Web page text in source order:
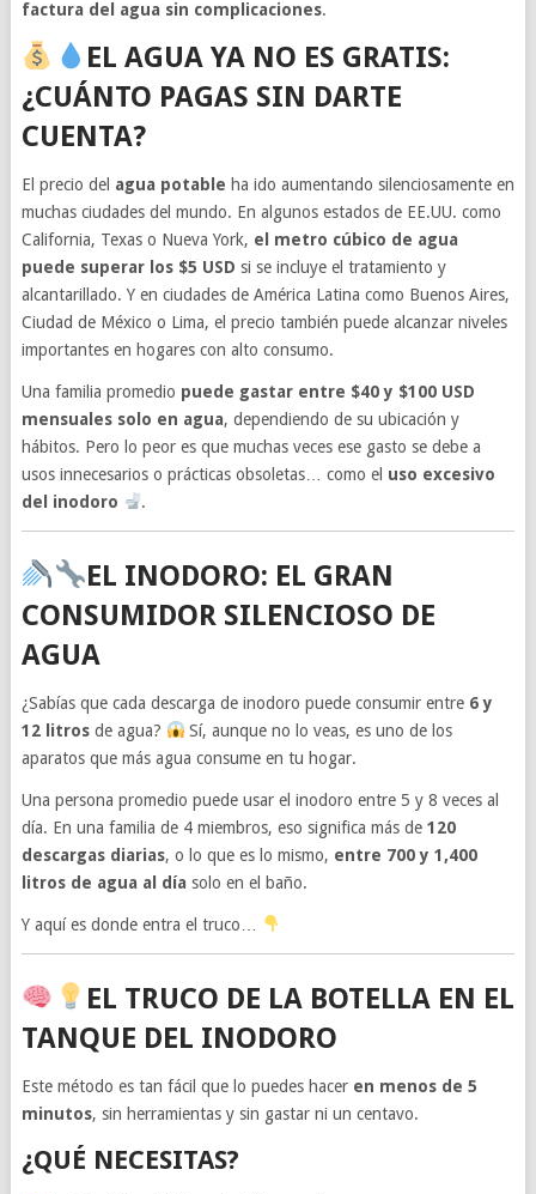
factura del agua sin complicaciones.
EL AGUA YA NO ES GRATIS:
¿CUÁNTO PAGAS SIN DARTE
CUENTA?
El precio del agua potable ha ido aumentando silenciosamente en
muchas ciudades del mundo. En algunos estados de EE.UU. como
California, Texas o Nueva York, el metro cúbico de agua
puede superar los $5 USD si se incluye el tratamiento y
alcantarillado. Y en ciudades de América Latina como Buenos Aires,
Ciudad de México o Lima, el precio también puede alcanzar niveles
importantes en hogares con alto consumo.
Una familia promedio puede gastar entre $40 y $100 USD
mensuales solo en agua, dependiendo de su ubicación y
hábitos. Pero lo peor es que muchas veces ese gasto se debe a
usos innecesarios o prácticas obsoletas… como el uso excesivo
del inodoro
.
EL INODORO: EL GRAN
CONSUMIDOR SILENCIOSO DE
AGUA
¿Sabías que cada descarga de inodoro puede consumir entre 6 y
12 litrosde agua?
Sí, aunque no lo veas, es uno de los
aparatos que más agua consume en tu hogar.
Una persona promedio puede usar el inodoro entre 5 y 8 veces al
día. En una familia de 4 miembros, eso significa más de 120
descargas diarias, o lo que es lo mismo, entre 700 y 1,400
litros de agua al día solo en el baño.
Y aquí es donde entra el truco…
EL TRUCO DE LA BOTELLA EN EL
TANQUE DEL INODORO
Este método es tan fácil que lo puedes hacer en menos de 5
minutos, sin herramientas y sin gastar ni un centavo.
¿QUÉ NECESITAS?